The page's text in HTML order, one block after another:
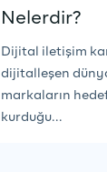
Nelerdir?
Dijital iletişim
dijitalleşen
markaların
kurduğu...